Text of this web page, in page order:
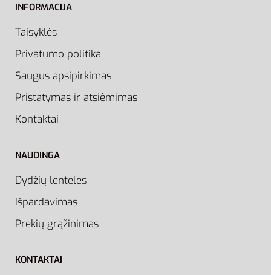
INFORMACIJA
Taisyklės
Privatumo politika
Saugus apsipirkimas
Pristatymas ir atsiėmimas
Kontaktai
NAUDINGA
Dydžių lentelės
Išpardavimas
Prekių grąžinimas
KONTAKTAI